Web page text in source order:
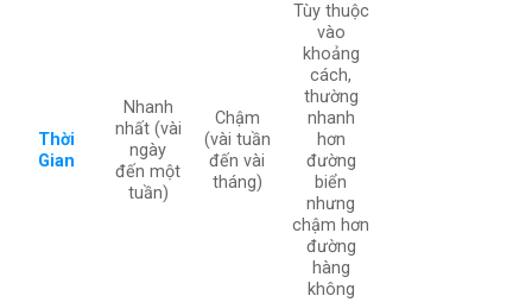
Thời
Gian
Nhanh
nhất (vài
ngày
đến một
tuần)
Chậm
(vài tuần
đến vài
tháng)
Tùy thuộc
vào
khoảng
cách,
thường
nhanh
hơn
đường
biển
nhưng
chậm hơn
đường
hàng
không